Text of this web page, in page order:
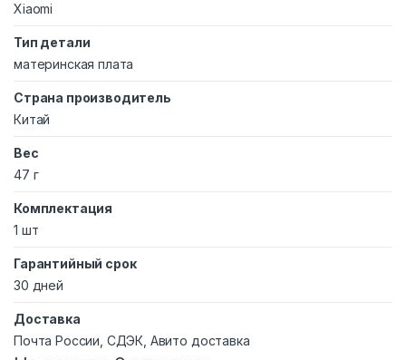
Xiaomi
Тип детали
материнская плата
Страна производитель
Китай
Вес
47 г
Комплектация
1 шт
Гарантийный срок
30 дней
Доставка
Почта России, СДЭК, Авито доставка